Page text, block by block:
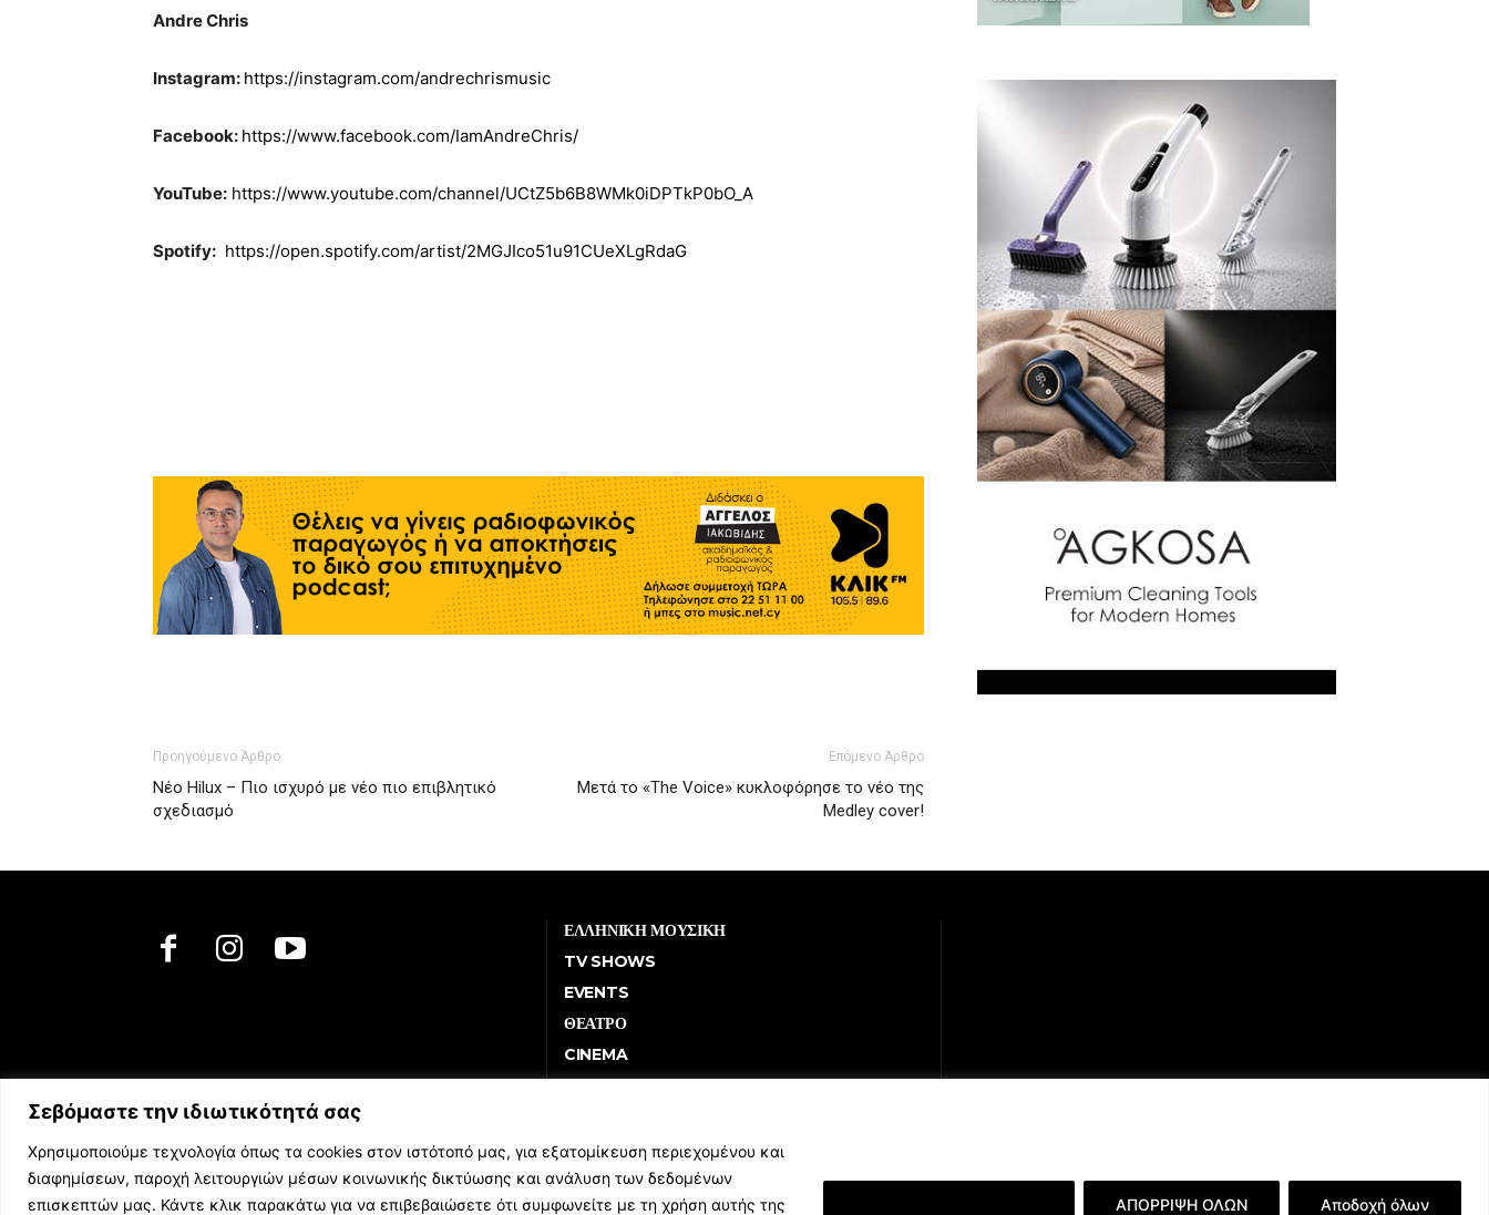
Σεβόμαστε την ιδιωτικότητά σας
Χρησιμοποιούμε τεχνολογία όπως τα cookies στον ιστότοπό μας, για εξατομίκευση περιεχομένου και
διαφημίσεων, παροχή λειτουργιών μέσων κοινωνικής δικτύωσης και ανάλυση των δεδομένων
επισκεπτών μας. Κάντε κλικ παρακάτω για να επιβεβαιώσετε ότι συμφωνείτε με τη χρήση αυτής της
ΑΠΟΡΡΙΨΗ ΟΛΩΝ Αποδοχή όλων
Andre Chris
Instagram: https://instagram.com/andrechrismusic
Facebook: https://www.facebook.com/IamAndreChris/
YouTube: https://www.youtube.com/channel/UCtZ5b6B8WMk0iDPTkP0bO_A
Spotify: https://open.spotify.com/artist/2MGJIco51u91CUeXLgRdaG
Προηγούμενο Άρθρο
Νέο Hilux – Πιο ισχυρό με νέο πιο επιβλητικό
σχεδιασμό
Επόμενο Άρθρο
Μετά το «The Voice» κυκλοφόρησε το νέο της
Μedley cover!
ΕΛΛΗΝΙΚΗ ΜΟΥΣΙΚΗ
TV SHOWS
EVENTS
ΘΕΑΤΡΟ
CINEMA
ΔΙΑΓΩΝΙΣΜΟΙ
BRANDS
ΣΥΝΕΝΤΕΥΞΕΙΣ